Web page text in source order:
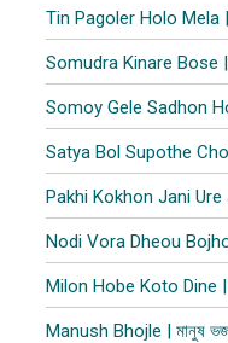
Tin Pagoler Holo Mela |
Somudra Kinare Bose |
Somoy Gele Sadhon
Satya Bol Supothe
Pakhi Kokhon Jani Ure
Nodi Vora Dheou Bojho
Milon Hobe Koto Dine |
Manush Bhojle | মানুষ